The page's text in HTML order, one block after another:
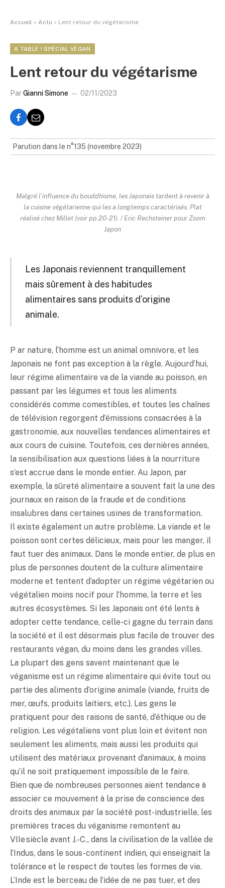
Accueil » Actu » Lent retour du végétarisme
A TABLE ! SPÉCIAL VÉGAN
Lent retour du végétarisme
ParGianni Simone 02/11/2023
Parution dans le n°135 (novembre 2023)
Malgré l’influence du bouddhisme, les Japonais tardent à revenir à
la cuisine végétarienne qui les a longtemps caractérisés. Plat
réalisé chez Millet (voir pp.20-21). / Eric Rechsteiner pour Zoom
Japon
Les Japonais reviennent tranquillement
mais sûrement à des habitudes
alimentaires sans produits d’origine
animale.
P ar nature, l’homme est un animal omnivore, et les
Japonais ne font pas exception à la règle. Aujourd’hui,
leur régime alimentaire va de la viande au poisson, en
passant par les légumes et tous les aliments
considérés comme comestibles, et toutes les chaînes
de télévision regorgent d’émissions consacrées à la
gastronomie, aux nouvelles tendances alimentaires et
aux cours de cuisine. Toutefois, ces dernières années,
la sensibilisation aux questions liées à la nourriture
s’est accrue dans le monde entier. Au Japon, par
exemple, la sûreté alimentaire a souvent fait la une des
journaux en raison de la fraude et de conditions
insalubres dans certaines usines de transformation.
Il existe également un autre problème. La viande et le
poisson sont certes délicieux, mais pour les manger, il
faut tuer des animaux. Dans le monde entier, de plus en
plus de personnes doutent de la culture alimentaire
moderne et tentent d’adopter un régime végétarien ou
végétalien moins nocif pour l’homme, la terre et les
autres écosystèmes. Si les Japonais ont été lents à
adopter cette tendance, celle-ci gagne du terrain dans
la société et il est désormais plus facile de trouver des
restaurants végan, du moins dans les grandes villes.
La plupart des gens savent maintenant que le
véganisme est un régime alimentaire qui évite tout ou
partie des aliments d’origine animale (viande, fruits de
mer, œufs, produits laitiers, etc.). Les gens le
pratiquent pour des raisons de santé, d’éthique ou de
religion. Les végétaliens vont plus loin et évitent non
seulement les aliments, mais aussi les produits qui
utilisent des matériaux provenant d’animaux, à moins
qu’il ne soit pratiquement impossible de le faire.
Bien que de nombreuses personnes aient tendance à
associer ce mouvement à la prise de conscience des
droits des animaux par la société post-industrielle, les
premières traces du véganisme remontent au
VIIe siècle avant J.-C., dans la civilisation de la vallée de
l’Indus, dans le sous-continent indien, qui enseignait la
tolérance et le respect de toutes les formes de vie.
L’Inde est le berceau de l’idée de ne pas tuer, et des